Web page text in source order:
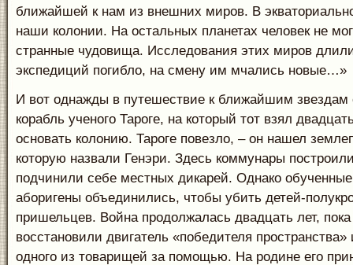
ближайшей к нам из внешних миров. В
наши колонии. На остальных планетах человек не
странные чудовища. Исследования этих миров
экспедиций погибло, на смену им мчались новые…»
И вот однажды в путешествие к ближайшим звездам
корабль ученого Тароге, на который тот взял
основать колонию. Тароге повезло, – он нашел
которую назвали Генэри. Здесь коммунары
подчинили себе местных дикарей. Однако
аборигены объединились, чтобы убить детей-
пришельцев. Война продолжалась двадцать лет,
восстановили двигатель «победителя
одного из товарищей за помощью. На родине его